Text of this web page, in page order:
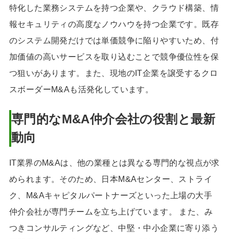
特化した業務システムを持つ企業や、クラウド構築、情
報セキュリティの高度なノウハウを持つ企業です。既存
のシステム開発だけでは単価競争に陥りやすいため、付
加価値の高いサービスを取り込むことで競争優位性を保
つ狙いがあります。また、現地のIT企業を譲受するクロ
スボーダーM&Aも活発化しています。
専門的なM&A仲介会社の役割と最新
動向
IT業界のM&Aは、他の業種とは異なる専門的な視点が求
められます。そのため、日本M&Aセンター、ストライ
ク、M&Aキャピタルパートナーズといった上場の大手
仲介会社が専門チームを立ち上げています。 また、み
つきコンサルティングなど、中堅・中小企業に寄り添う